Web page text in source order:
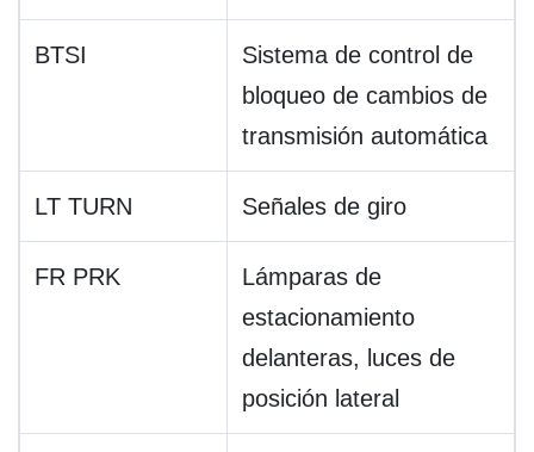
BTSI
Sistema de control de
bloqueo de cambios de
transmisión automática
LT TURN Señales de giro
FR PRK
Lámparas de
estacionamiento
delanteras, luces de
posición lateral